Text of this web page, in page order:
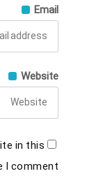
Email
Website
in this
comment.